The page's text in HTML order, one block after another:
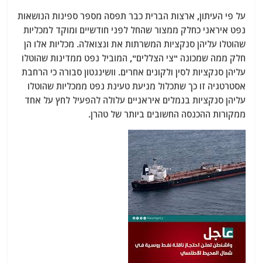
על פי העיתון, ארצות הברית כבר תפסה מספר ספינות הנושאות
נפט איראני כחלק ממצור שהחל לפני חודשיים ומוקד למכליות
שהוטלו עליהן סנקציות המשרתות את ונצואלה. מכליות אלו הן
חלק ממה שמכונה "צי הצללים", המוביל נפט ממדינות שהוטלו
עליהן סנקציות לסין ולקונים אחרים. וושינגטון סבורה כי הרחבת
אסטרטגיה זו כך שתכלול מניעת טעינת נפט ממכליות שהוטלו
עליהן סנקציות בנמלים איראניים עלולה להפעיל לחץ על אחד
ממקורות ההכנסה החשובים ביותר של טהרן.